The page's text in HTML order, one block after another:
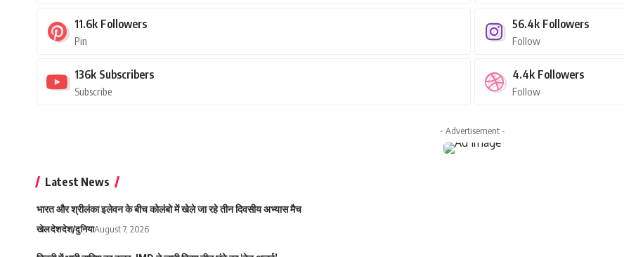
11.6k Followers
Pin
56.4k Followers
Follow
136k Subscribers
Subscribe
4.4k Followers
Follow
- Advertisement -
Latest News
भारत और श्रीलंका इलेवन के बीच कोलंबो में खेले जा रहे तीन दिवसीय अभ्यास मैच
खेलदेशदेश/दुनियाAugust 7, 2026